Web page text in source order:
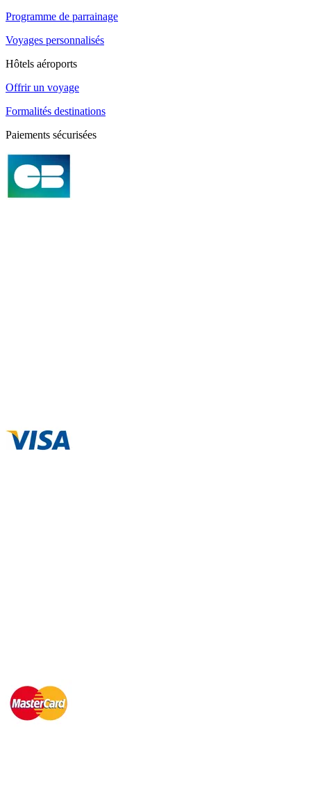
Programme de parrainage
Voyages personnalisés
Hôtels aéroports
Offrir un voyage
Formalités destinations
Paiements sécurisées